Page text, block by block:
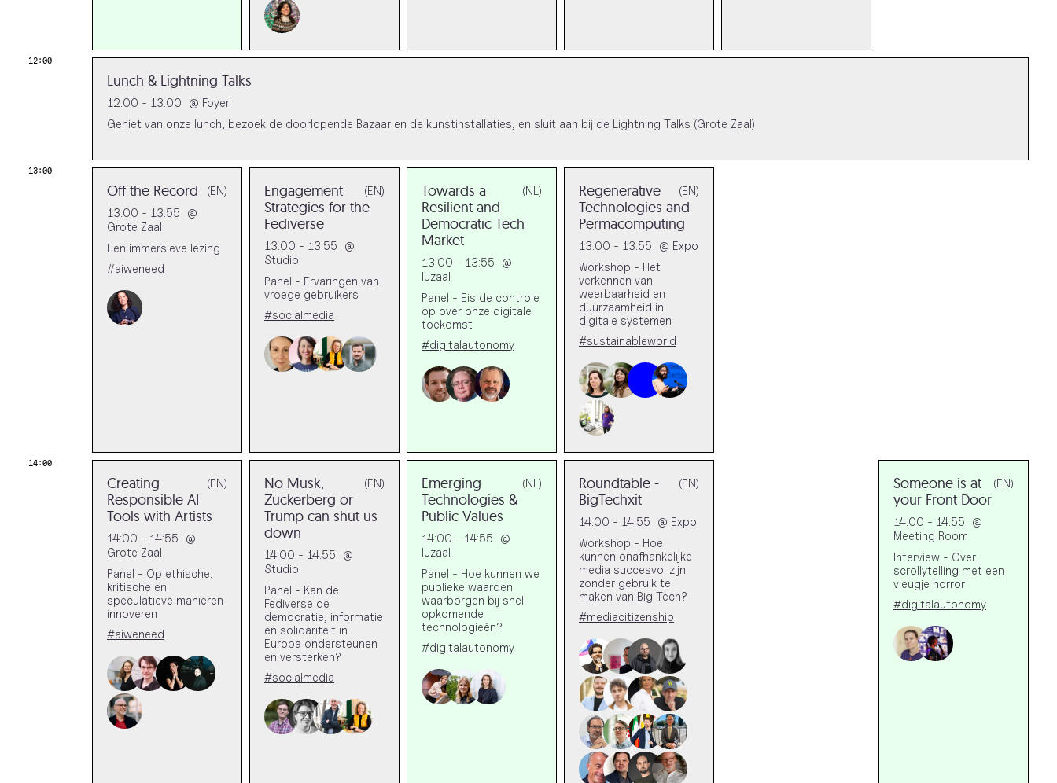
12:00
Lunch & Lightning Talks
12:00 - 13:00 @ Foyer
Geniet van onze lunch, bezoek de doorlopende Bazaar en de kunstinstallaties, en sluit aan bij de Lightning Talks (Grote Zaal)
13:00
(EN)
Off the Record
13:00 - 13:55
@
Grote Zaal
Een immersieve lezing
#aiweneed
(NL)
Towards a
Resilient and
Democratic Tech
Market
13:00 - 13:55
@
IJzaal
Panel - Eis de controle
op over onze digitale
toekomst
#digitalautonomy
(EN)
Regenerative
Technologies and
Permacomputing
13:00 - 13:55 @ Expo
Workshop - Het
verkennen van
weerbaarheid en
duurzaamheid in
digitale systemen
#sustainableworld
(EN)
Engagement
Strategies for the
Fediverse
13:00 - 13:55
@
Studio
Panel - Ervaringen van
vroege gebruikers
#socialmedia
14:00
(EN)
Creating
Responsible AI
Tools with Artists
14:00 - 14:55
@
Grote Zaal
Panel - Op ethische,
kritische en
speculatieve manieren
innoveren
#aiweneed
(EN)
Someone is at
your Front Door
14:00 - 14:55
@
Meeting Room
Interview - Over
scrollytelling met een
vleugje horror
#digitalautonomy
(NL)
Emerging
Technologies &
Public Values
14:00 - 14:55
@
IJzaal
Panel - Hoe kunnen we
publieke waarden
waarborgen bij snel
opkomende
technologieën?
#digitalautonomy
(EN)
No Musk,
Zuckerberg or
Trump can shut us
down
14:00 - 14:55
@
Studio
Panel - Kan de
Fediverse de
democratie, informatie
en solidariteit in
Europa ondersteunen
en versterken?
#socialmedia
(EN)
Roundtable -
BigTechxit
14:00 - 14:55 @ Expo
Workshop - Hoe
kunnen onafhankelijke
media succesvol zijn
zonder gebruik te
maken van Big Tech?
#mediacitizenship